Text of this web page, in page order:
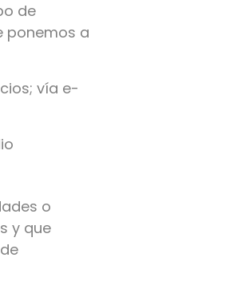
de
ponemos a
vía e-
o
y que